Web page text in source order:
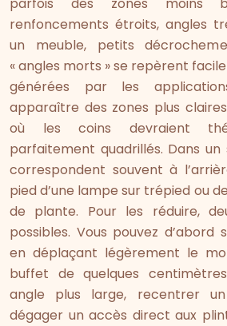
renfoncements étroits, angles
un meuble, petits
« angles morts » se repèrent
générées par les
apparaître des zones plus
où les coins devraient
parfaitement quadrillés. Dans un
correspondent souvent à
pied d’une lampe sur trépied ou
de plante. Pour les réduire,
possibles. Vous pouvez d’abord
en déplaçant légèrement le
buffet de quelques
angle plus large, recentrer
dégager un accès direct aux